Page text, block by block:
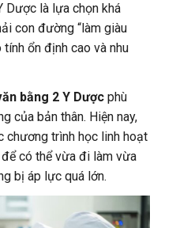
Dược là lựa chọn khá
con đường “làm giàu
ổn định cao và nhu
bằng 2 Y Dượcphù
của bản thân. Hiện nay,
chương trình học linh hoạt
có thể vừa đi làm vừa
bị áp lực quá lớn.